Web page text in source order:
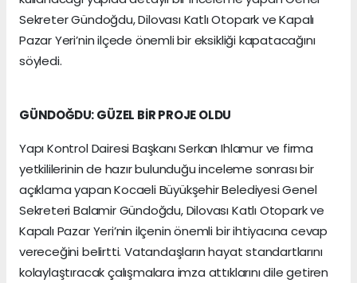
Sekreter Gündoğdu, Dilovası Katlı Otopark ve Kapalı
Pazar Yeri’nin ilçede önemli bir eksikliği kapatacağını
söyledi.
GÜNDOĞDU: GÜZEL BİR PROJE OLDU
Yapı Kontrol Dairesi Başkanı Serkan Ihlamur ve firma
yetkililerinin de hazır bulunduğu inceleme sonrası bir
açıklama yapan Kocaeli Büyükşehir Belediyesi Genel
Sekreteri Balamir Gündoğdu, Dilovası Katlı Otopark ve
Kapalı Pazar Yeri’nin ilçenin önemli bir ihtiyacına cevap
vereceğini belirtti. Vatandaşların hayat standartlarını
kolaylaştıracak çalışmalara imza attıklarını dile getiren